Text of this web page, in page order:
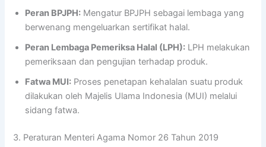
Peran BPJPH: Mengatur BPJPH sebagai lembaga yang
berwenang mengeluarkan sertifikat halal.
Peran Lembaga Pemeriksa Halal (LPH): LPH melakukan
pemeriksaan dan pengujian terhadap produk.
Fatwa MUI: Proses penetapan kehalalan suatu produk
dilakukan oleh Majelis Ulama Indonesia (MUI) melalui
sidang fatwa.
3. Peraturan Menteri Agama Nomor 26 Tahun 2019